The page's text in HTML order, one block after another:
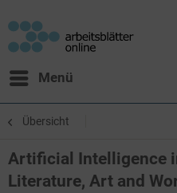
Menü
Übersicht
Artificial Intelligence
Literature, Art and